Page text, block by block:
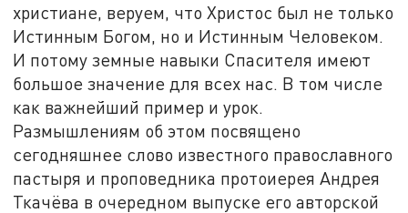
христиане, веруем, что Христос был не только
Истинным Богом, но и Истинным Человеком.
И потому земные навыки Спасителя имеют
большое значение для всех нас. В том числе
как важнейший пример и урок.
Размышлениям об этом посвящено
сегодняшнее слово известного православного
пастыря и проповедника протоиерея Андрея
Ткачёва в очередном выпуске его авторской